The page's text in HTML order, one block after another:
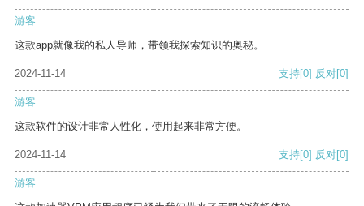
游客
这款app就像我的私人导师，带领我探索知识的奥秘。
2024-11-14 支持[0] 反对[0]
游客
这款软件的设计非常人性化，使用起来非常方便。
2024-11-14 支持[0] 反对[0]
游客